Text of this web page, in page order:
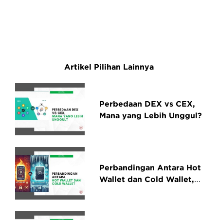
Artikel Pilihan Lainnya
Perbedaan DEX vs CEX,
Mana yang Lebih Unggul?
Perbandingan Antara Hot
Wallet dan Cold Wallet,